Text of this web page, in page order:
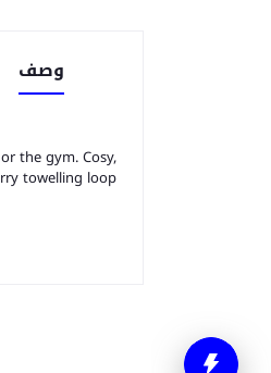
وصف
the gym. Cosy,
towelling loop.